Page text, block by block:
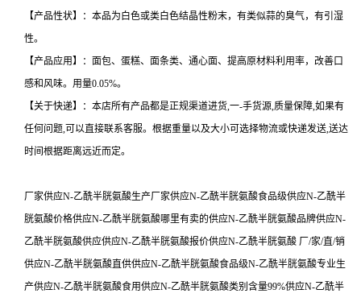
【产品性状】：本品为白色或类白色结晶性粉末，有类似蒜的臭气，有引湿
性。
【产品应用】：面包、蛋糕、面条类、通心面、提高原材料利用率，改善口
感和风味。用量0.05%。
【关于快递】：本店所有产品都是正规渠道进货,一-手货源,质量保障,如果有
任何问题,可以直接联系客服。根据重量以及大小可选择物流或快递发送,送达
时间根据距离远近而定。
厂家供应N-乙酰半胱氨酸生产厂家供应N-乙酰半胱氨酸食品级供应N-乙酰半
胱氨酸价格供应N-乙酰半胱氨酸哪里有卖的供应N-乙酰半胱氨酸品牌供应N-
乙酰半胱氨酸供应供应N-乙酰半胱氨酸报价供应N-乙酰半胱氨酸 厂/家/直/销
供应N-乙酰半胱氨酸直供供应N-乙酰半胱氨酸食品级N-乙酰半胱氨酸专业生
产供应N-乙酰半胱氨酸食用供应N-乙酰半胱氨酸类别含量99%供应N-乙酰半